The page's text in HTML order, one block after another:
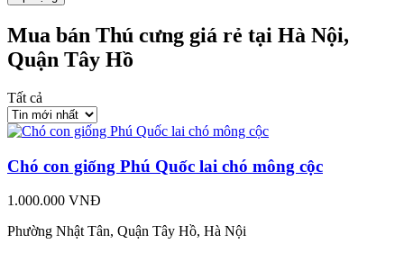
Mua bán Thú cưng giá rẻ tại Hà Nội,
Quận Tây Hồ
Tất cả
Chó con giống Phú Quốc lai chó mông cộc
1.000.000 VNĐ
Phường Nhật Tân, Quận Tây Hồ, Hà Nội